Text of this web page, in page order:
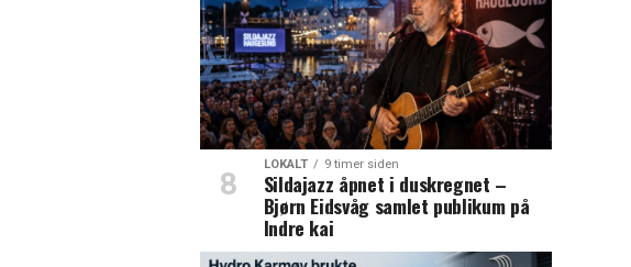
LOKALT 9 timer siden
Sildajazz åpnet i duskregnet –
Bjørn Eidsvåg samlet publikum på
Indre kai